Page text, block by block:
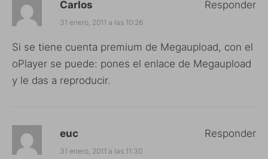
Carlos
31 enero, 2011 a las 10:26
Si se tiene cuenta premium de Megaupload, con el
oPlayer se puede: pones el enlace de Megaupload
y le das a reproducir.
Responder
euc
31 enero, 2011 a las 11:30
Responder